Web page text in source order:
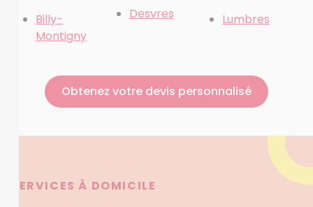
Billy-
Montigny
Desvres
Lumbres
Obtenez votre devis personnalisé
SERVICES À DOMICILE